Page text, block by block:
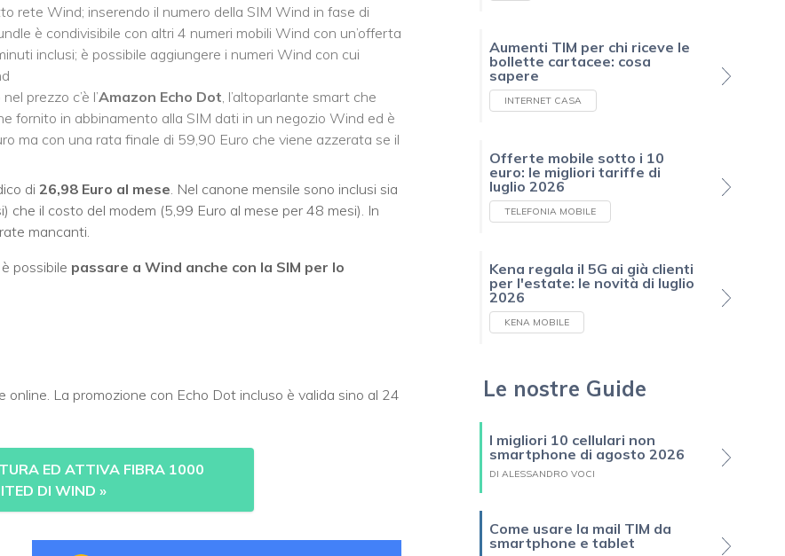
rete Wind; inserendo il numero della SIM Wind in fase di
è condivisibile con altri 4 numeri mobili Wind con un’offerta
inclusi; è possibile aggiungere i numeri Wind con cui
prezzo c’è l’Amazon Echo Dot, l’altoparlante smart che
fornito in abbinamento alla SIM dati in un negozio Wind ed è
ma con una rata finale di 59,90 Euro che viene azzerata se il
di 26,98 Euro al mese. Nel canone mensile sono inclusi sia
il costo del modem (5,99 Euro al mese per 48 mesi). In
mancanti.
possibile passare a Wind anche con la SIM per lo
La promozione con Echo Dot incluso è valida sino al 24
ED ATTIVA FIBRA 1000
DI WIND »
Aumenti TIM per chi riceve le
bollette cartacee: cosa
sapere
INTERNET CASA
Offerte mobile sotto i 10
euro: le migliori tariffe di
luglio 2026
TELEFONIA MOBILE
Kena regala il 5G ai già clienti
per l'estate: le novità di luglio
2026
KENA MOBILE
Le nostre Guide
I migliori 10 cellulari non
smartphone di agosto 2026
DI ALESSANDRO VOCI
Come usare la mail TIM da
smartphone e tablet